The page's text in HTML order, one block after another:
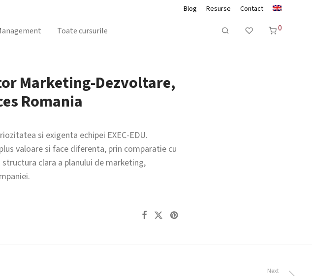
Blog Resurse Contact
Toate cursurile 0
Marketing-Dezvoltare,
Romania
si exigenta echipei EXEC-EDU.
valoare si face diferenta, prin comparatie cu
clara a planului de marketing,
Next